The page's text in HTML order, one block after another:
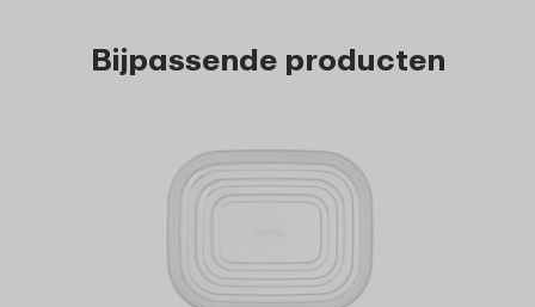
Bijpassende producten